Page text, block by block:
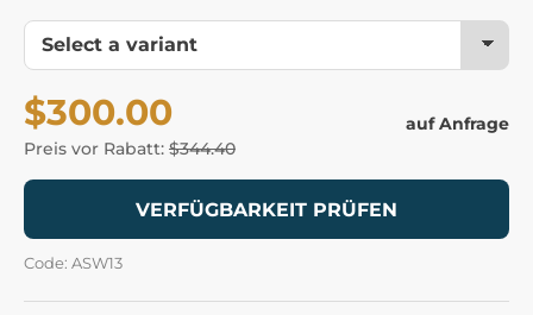
$300.00
Preis vor Rabatt: $344.40
auf Anfrage
VERFÜGBARKEIT PRÜFEN
Code: ASW13